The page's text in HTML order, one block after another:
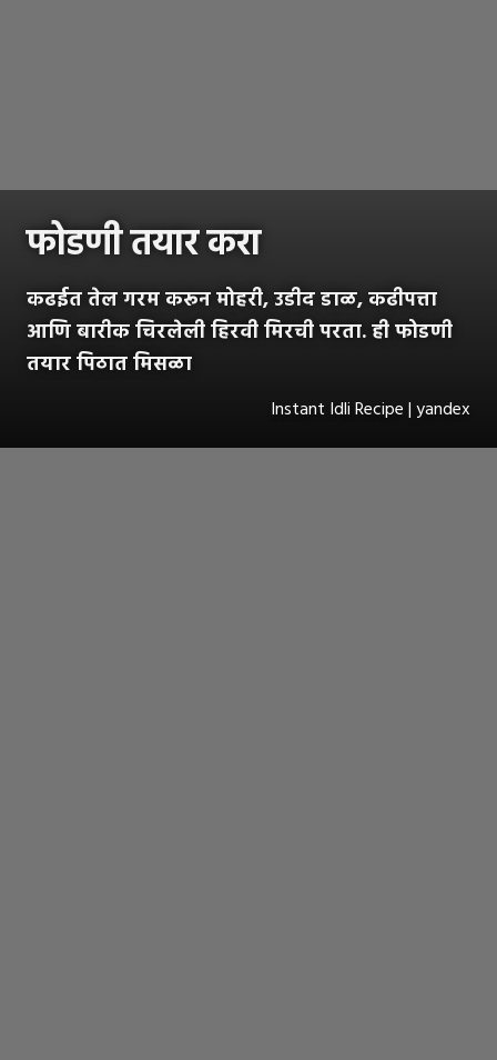
फोडणी तयार करा
कढईत तेल गरम करून मोहरी, उडीद डाळ, कढीपत्ता
आणि बारीक चिरलेली हिरवी मिरची परता. ही फोडणी
तयार पिठात मिसळा
Instant Idli Recipe | yandex